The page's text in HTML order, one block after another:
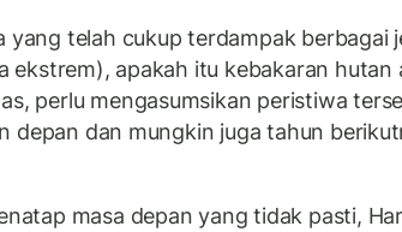
yang telah cukup terdampak berbagai
ekstrem), apakah itu kebakaran hutan
perlu mengasumsikan peristiwa
depan dan mungkin juga tahun
masa depan yang tidak pasti,